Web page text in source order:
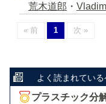
荒木道郎 ・
« 前 1 次 »
よく読まれてい
プラスチック分